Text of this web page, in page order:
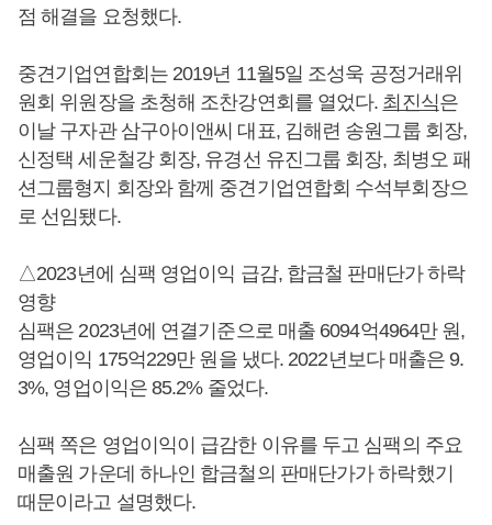
점 해결을 요청했다.
중견기업연합회는 2019년 11월5일 조성욱 공정거래위
원회 위원장을 초청해 조찬강연회를 열었다. 최진식은
이날 구자관 삼구아이앤씨 대표, 김해련 송원그룹 회장,
신정택 세운철강 회장, 유경선 유진그룹 회장, 최병오 패
션그룹형지 회장와 함께 중견기업연합회 수석부회장으
로 선임됐다.
△2023년에 심팩 영업이익 급감, 합금철 판매단가 하락
영향
심팩은 2023년에 연결기준으로 매출 6094억4964만 원,
영업이익 175억229만 원을 냈다. 2022년보다 매출은 9.
3%, 영업이익은 85.2% 줄었다.
심팩 쪽은 영업이익이 급감한 이유를 두고 심팩의 주요
매출원 가운데 하나인 합금철의 판매단가가 하락했기
때문이라고 설명했다.